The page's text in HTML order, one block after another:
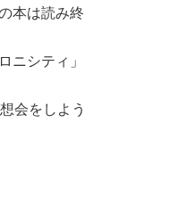
本は読み終
ニシティ」
会をしよう